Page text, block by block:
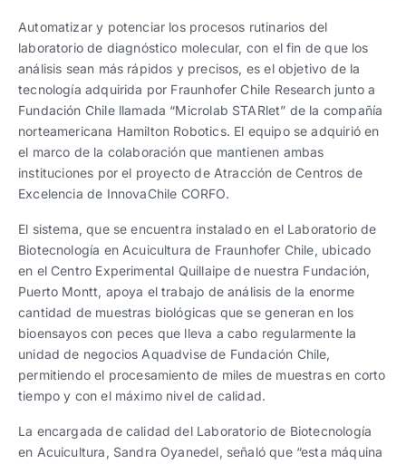
Ver todo
Español|English
Español|English
Español|English
progresivos de gestión
Ver todos
Español|English
Español English
Español English
Automatizar y potenciar los procesos rutinarios del
laboratorio de diagnóstico molecular, con el fin de que los
análisis sean más rápidos y precisos, es el objetivo de la
tecnología adquirida por Fraunhofer Chile Research junto a
Fundación Chile llamada “Microlab STARlet” de la compañía
norteamericana Hamilton Robotics. El equipo se adquirió en
el marco de la colaboración que mantienen ambas
instituciones por el proyecto de Atracción de Centros de
Excelencia de InnovaChile CORFO.
El sistema, que se encuentra instalado en el Laboratorio de
Biotecnología en Acuicultura de Fraunhofer Chile, ubicado
en el Centro Experimental Quillaipe de nuestra Fundación,
Puerto Montt, apoya el trabajo de análisis de la enorme
cantidad de muestras biológicas que se generan en los
bioensayos con peces que lleva a cabo regularmente la
unidad de negocios Aquadvise de Fundación Chile,
permitiendo el procesamiento de miles de muestras en corto
tiempo y con el máximo nivel de calidad.
La encargada de calidad del Laboratorio de Biotecnología
en Acuicultura, Sandra Oyanedel, señaló que “esta máquina